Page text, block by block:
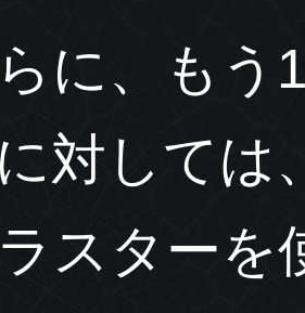
に、もう
対しては
スターを